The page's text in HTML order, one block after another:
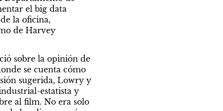
el big data
la oficina,
de Harvey
sobre la opinión de
se cuenta cómo
sugerida, Lowry y
estatista y
al film. No era solo